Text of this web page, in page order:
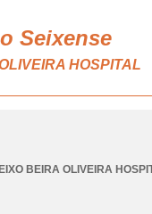
Seixense
HOSPITAL
BEIRA OLIVEIRA